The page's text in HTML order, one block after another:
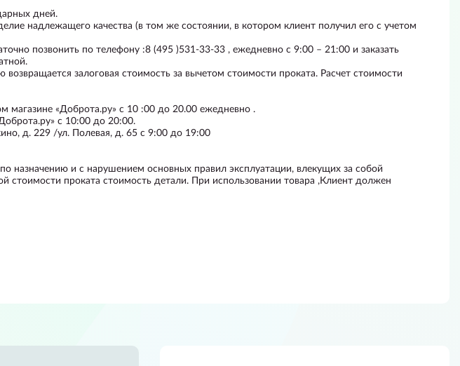
дней.
надлежащего качества (в том же состоянии, в котором клиент получил его с учетом
позвонить по телефону :8 (495 )531-33-33 , ежедневно с 9:00 – 21:00 и заказать
залоговая стоимость за вычетом стоимости проката. Расчет стоимости
«Доброта.ру» с 10 :00 до 20.00 ежедневно .
с 10:00 до 20:00.
д. 229 /ул. Полевая, д. 65 с 9:00 до 19:00
назначению и с нарушением основных правил эксплуатации, влекущих за собой
стоимости проката стоимость детали. При использовании товара ,Клиент должен